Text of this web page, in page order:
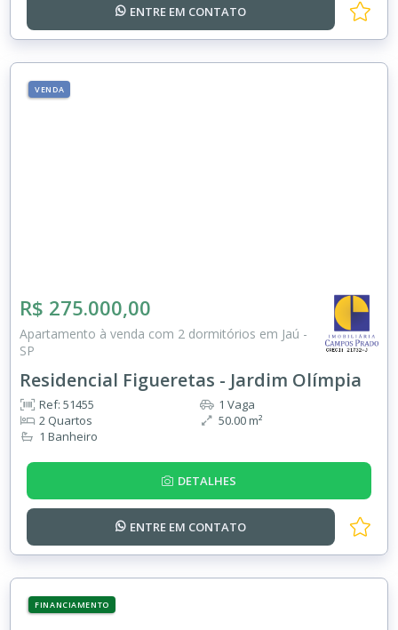
ENTRE EM CONTATO
VENDA
R$ 275.000,00
Apartamento à venda com 2 dormitórios em Jaú -
SP
Residencial Figueretas - Jardim Olímpia
Ref: 51455
2 Quartos
1 Banheiro
1 Vaga
50.00 m²
DETALHES
ENTRE EM CONTATO
FINANCIAMENTO